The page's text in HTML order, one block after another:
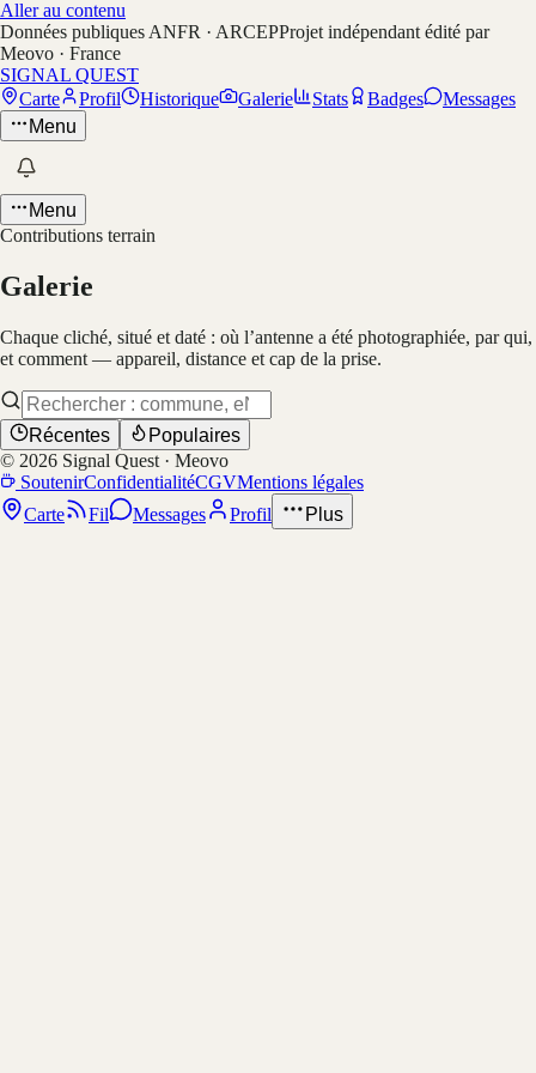
Aller au contenu
Données publiques ANFR · ARCEPProjet indépendant édité par
Meovo · France
SIGNAL QUEST
Carte
Profil Historique Galerie Stats Badges
Messages
Menu
Menu
Contributions terrain
Galerie
Chaque cliché, situé et daté : où l’antenne a été photographiée, par qui,
et comment — appareil, distance et cap de la prise.
Récentes
Populaires
© 2026 Signal Quest · Meovo
SoutenirConfidentialitéCGVMentions légales
Carte
Fil Messages Profil Plus